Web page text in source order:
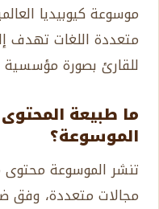
موسوعة كيوبيديا
متعددة اللغات تهدف
للقارئ بصورة
ما طبيعة
الموسوعة؟
تنشر الموسوعة
مجالات متعددة، وفق